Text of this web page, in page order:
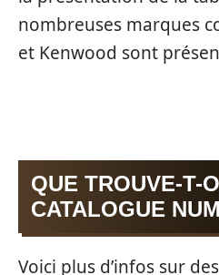
nombreuses marques
et Kenwood sont
QUE TROUVE-T-
CATALOGUE
Voici plus d’infos sur